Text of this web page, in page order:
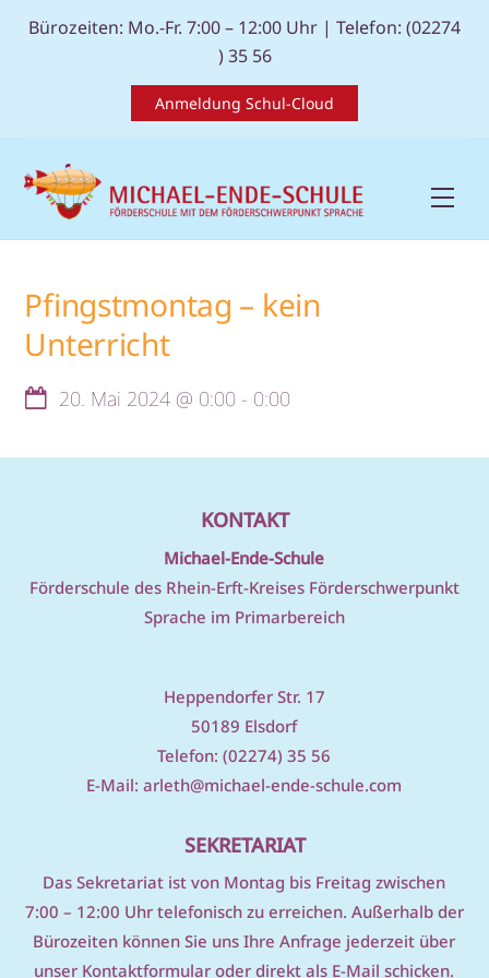
Bürozeiten: Mo.-Fr. 7:00 – 12:00 Uhr | Telefon: (02274
) 35 56
Anmeldung Schul-Cloud
Pfingstmontag – kein
Unterricht
20. Mai 2024 @ 0:00 - 0:00
KONTAKT
Michael-Ende-Schule
Förderschule des Rhein-Erft-Kreises Förderschwerpunkt
Sprache im Primarbereich
Heppendorfer Str. 17
50189 Elsdorf
Telefon: (02274) 35 56
E-Mail: arleth@michael-ende-schule.com
SEKRETARIAT
Das Sekretariat ist von Montag bis Freitag zwischen
7:00 – 12:00 Uhr telefonisch zu erreichen. Außerhalb der
Bürozeiten können Sie uns Ihre Anfrage jederzeit über
unser Kontaktformular oder direkt als E-Mail schicken.